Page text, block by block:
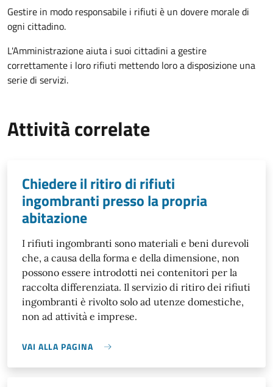
Gestire in modo responsabile i rifiuti è un dovere morale di
ogni cittadino.
L'Amministrazione aiuta i suoi cittadini a gestire
correttamente i loro rifiuti mettendo loro a disposizione una
serie di servizi.
Attività correlate
Chiedere il ritiro di rifiuti
ingombranti presso la propria
abitazione
I rifiuti ingombranti sono materiali e beni durevoli
che, a causa della forma e della dimensione, non
possono essere introdotti nei contenitori per la
raccolta differenziata. Il servizio di ritiro dei rifiuti
ingombranti è rivolto solo ad utenze domestiche,
non ad attività e imprese.
VAI ALLA PAGINA